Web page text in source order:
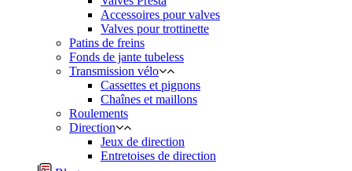
Accessoires pour valves
Valves pour trottinette
Patins de freins
Fonds de jante tubeless
Transmission vélo
Cassettes et pignons
Chaînes et maillons
Roulements
Direction
Jeux de direction
Entretoises de direction